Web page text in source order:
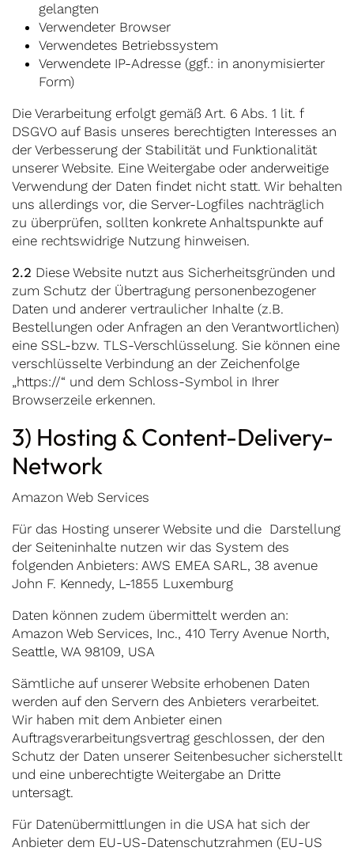
gelangten
Verwendeter Browser
Verwendetes Betriebssystem
Verwendete IP-Adresse (ggf.: in anonymisierter
Form)
Die Verarbeitung erfolgt gemäß Art. 6 Abs. 1 lit. f
DSGVO auf Basis unseres berechtigten Interesses an
der Verbesserung der Stabilität und Funktionalität
unserer Website. Eine Weitergabe oder anderweitige
Verwendung der Daten findet nicht statt. Wir behalten
uns allerdings vor, die Server-Logfiles nachträglich
zu überprüfen, sollten konkrete Anhaltspunkte auf
eine rechtswidrige Nutzung hinweisen.
2.2 Diese Website nutzt aus Sicherheitsgründen und
zum Schutz der Übertragung personenbezogener
Daten und anderer vertraulicher Inhalte (z.B.
Bestellungen oder Anfragen an den Verantwortlichen)
eine SSL-bzw. TLS-Verschlüsselung. Sie können eine
verschlüsselte Verbindung an der Zeichenfolge
„https://“ und dem Schloss-Symbol in Ihrer
Browserzeile erkennen.
3) Hosting & Content-Delivery-
Network
Amazon Web Services
Für das Hosting unserer Website und die Darstellung
der Seiteninhalte nutzen wir das System des
folgenden Anbieters: AWS EMEA SARL, 38 avenue
John F. Kennedy, L-1855 Luxemburg
Daten können zudem übermittelt werden an:
Amazon Web Services, Inc., 410 Terry Avenue North,
Seattle, WA 98109, USA
Sämtliche auf unserer Website erhobenen Daten
werden auf den Servern des Anbieters verarbeitet.
Wir haben mit dem Anbieter einen
Auftragsverarbeitungsvertrag geschlossen, der den
Schutz der Daten unserer Seitenbesucher sicherstellt
und eine unberechtigte Weitergabe an Dritte
untersagt.
Für Datenübermittlungen in die USA hat sich der
Anbieter dem EU-US-Datenschutzrahmen (EU-US